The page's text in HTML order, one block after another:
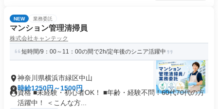
NEW 業務委託
マンション管理清掃員
株式会社キャンテック
短時間/9：00～11：00の間で2h/定年後のシニア活躍中
神奈川県横浜市緑区中山
時給1250円～1500円
資格 ■未経験・初心者OK！ ■年齢・経験不問！60代70代の方
活躍中！ ＜こんな方...